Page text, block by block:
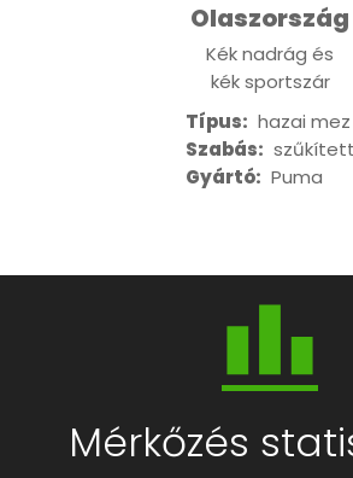
Olaszország
Kék nadrág és
kék sportszár
Típus: hazai mez
Szabás: szűkített
Gyártó: Puma
Mérkőzés